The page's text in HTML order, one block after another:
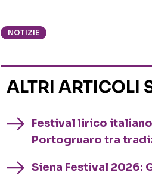
NOTIZIE
ALTRI ARTICOLI
Festival lirico
Portogruaro tra
Siena Festival 2026: